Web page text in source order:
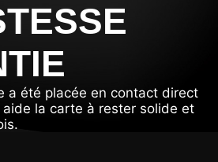
a été placée en contact direct
la carte à rester solide et